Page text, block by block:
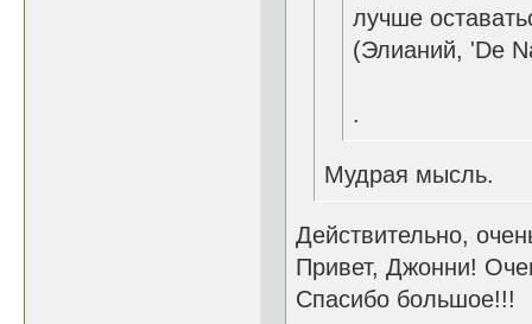
лучше
(Элианий, 'De
.
Мудрая мысль.
Действительно,
Привет, Джонни!
Спасибо большое!!!